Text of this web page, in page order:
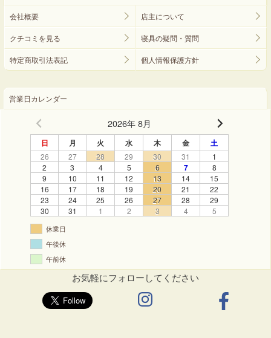
会社概要 店主について
クチコミを見る 寝具の疑問・質問
特定商取引法表記 個人情報保護方針
営業日カレンダー
2026年 8月
日 月 火 水 木 金 土
26 27 28 29 30 31
1
2
3 4 5 6 7
8
9
10 11 12 13 14
15
16
17 18 19 20 21
22
23
24 25 26 27 28
29
30
31 1 2 3 4 5
休業日
午後休
午前休
お気軽にフォローしてください